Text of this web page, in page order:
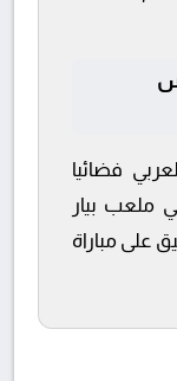
فضائيا
ملعب بيار
على مباراة